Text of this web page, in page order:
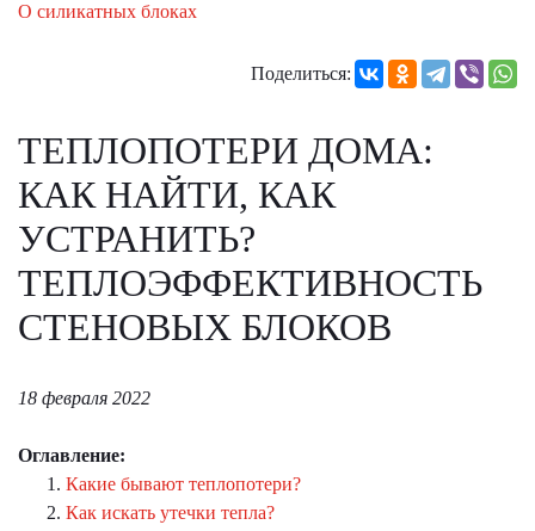
О силикатных блоках
Поделиться:
ТЕПЛОПОТЕРИ ДОМА:
КАК НАЙТИ, КАК
УСТРАНИТЬ?
ТЕПЛОЭФФЕКТИВНОСТЬ
СТЕНОВЫХ БЛОКОВ
18 февраля 2022
Оглавление:
Какие бывают теплопотери?
Как искать утечки тепла?